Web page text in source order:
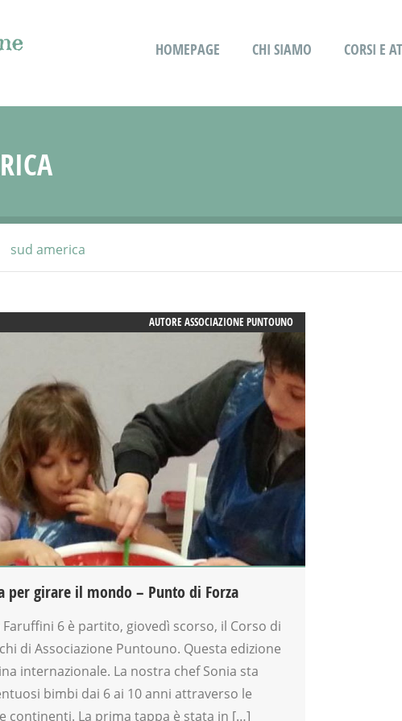
HOMEPAGE CHI SIAMO CORSI E
sud america
AUTOREASSOCIAZIONE PUNTOUNO
per girare il mondo – Punto di Forza
6 è partito, giovedì scorso, il Corso di
di Associazione Puntouno. Questa edizione
internazionale. La nostra chef Sonia sta
bimbi dai 6 ai 10 anni attraverso le
continenti. La prima tappa è stata in […]